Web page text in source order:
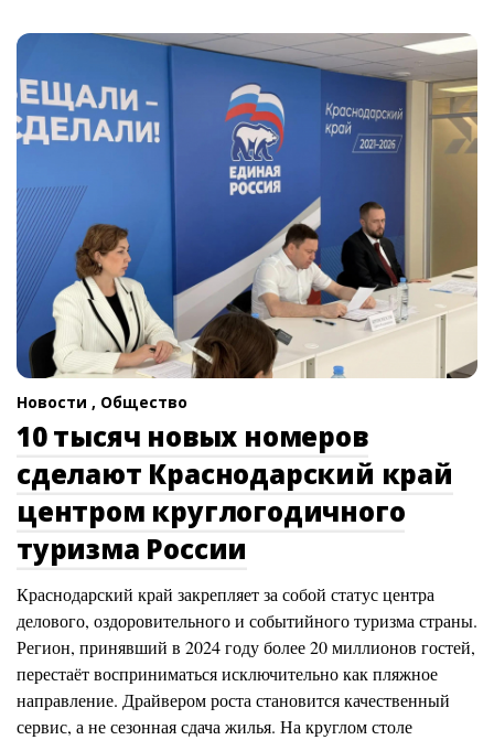
Новости , Общество
10 тысяч новых номеров
сделают Краснодарский край
центром круглогодичного
туризма России
Краснодарский край закрепляет за собой статус центра
делового, оздоровительного и событийного туризма страны.
Регион, принявший в 2024 году более 20 миллионов гостей,
перестаёт восприниматься исключительно как пляжное
направление. Драйвером роста становится качественный
сервис, а не сезонная сдача жилья. На круглом столе